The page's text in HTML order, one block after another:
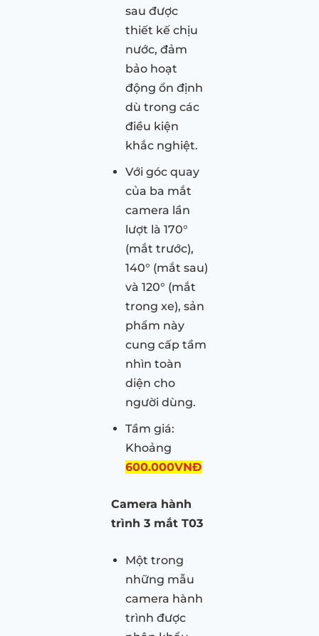
sau được
thiết kế chịu
nước, đảm
bảo hoạt
động ổn định
dù trong các
điều kiện
khắc nghiệt.
Với góc quay
của ba mắt
camera lần
lượt là 170°
(mắt trước),
140° (mắt sau)
và 120° (mắt
trong xe), sản
phẩm này
cung cấp tầm
nhìn toàn
diện cho
người dùng.
Tầm giá:
Khoảng
600.000VNĐ
Camera hành
trình 3 mắt T03
Một trong
những mẫu
camera hành
trình được